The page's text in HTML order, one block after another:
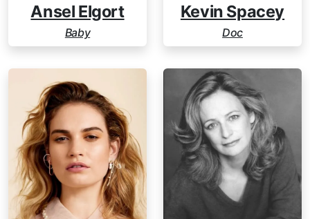
Ansel Elgort
Baby
Kevin Spacey
Doc